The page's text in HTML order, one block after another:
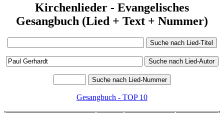
Kirchenlieder - Evangelisches
Gesangbuch (Lied + Text + Nummer)
Gesangbuch - TOP 10